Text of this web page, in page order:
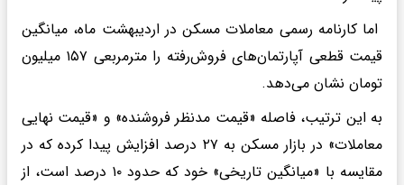
اما کارنامه رسمی معاملات مسکن در اردیبهشت ماه، میانگین
قیمت قطعی آپارتمان‌های فروش‌رفته را مترمربعی ۱۵۷ میلیون
تومان نشان می‌دهد.
به این ترتیب، فاصله «قیمت مدنظر فروشنده» و «قیمت نهایی
معاملات» در بازار مسکن به ۲۷ درصد افزایش پیدا کرده که در
مقایسه با «میانگین تاریخی» خود که حدود ۱۰ درصد است، از